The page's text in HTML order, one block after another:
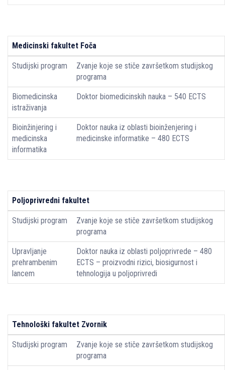
Medicinski fakultet Foča
Studijski program
Zvanje koje se stiče završetkom studijskog
programa
Biomedicinska
istraživanja
Doktor biomedicinskih nauka – 540 ECTS
Bioinžinjering i
medicinska
informatika
Doktor nauka iz oblasti bioinženjering i
medicinske informatike – 480 ECTS
Poljoprivredni fakultet
Studijski program
Zvanje koje se stiče završetkom studijskog
programa
Upravljanje
prehrambenim
lancem
Doktor nauka iz oblasti poljoprivrede – 480
ECTS – proizvodni rizici, biosigurnost i
tehnologija u poljoprivredi
Tehnološki fakultet Zvornik
Studijski program
Zvanje koje se stiče završetkom studijskog
programa